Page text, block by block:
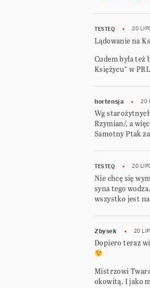
TESTEQ 20
Lądowanie na
Cudem była
Księżycu” w
hortensja 20
Wg
Rzymian/, a
Samotny Ptak
TESTEQ 20
Nie chcę się
syna tego
wszystko jest
Zbysek 20
Dopiero teraz
Mistrzowi
okowitą. I jako